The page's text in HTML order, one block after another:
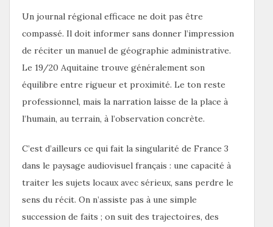
Un journal régional efficace ne doit pas être
compassé. Il doit informer sans donner l’impression
de réciter un manuel de géographie administrative.
Le 19/20 Aquitaine trouve généralement son
équilibre entre rigueur et proximité. Le ton reste
professionnel, mais la narration laisse de la place à
l’humain, au terrain, à l’observation concrète.
C’est d’ailleurs ce qui fait la singularité de France 3
dans le paysage audiovisuel français : une capacité à
traiter les sujets locaux avec sérieux, sans perdre le
sens du récit. On n’assiste pas à une simple
succession de faits ; on suit des trajectoires, des